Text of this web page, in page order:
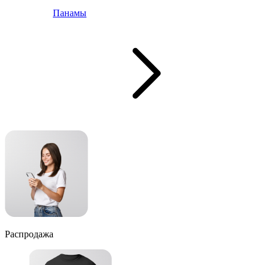
Панамы
Распродажа